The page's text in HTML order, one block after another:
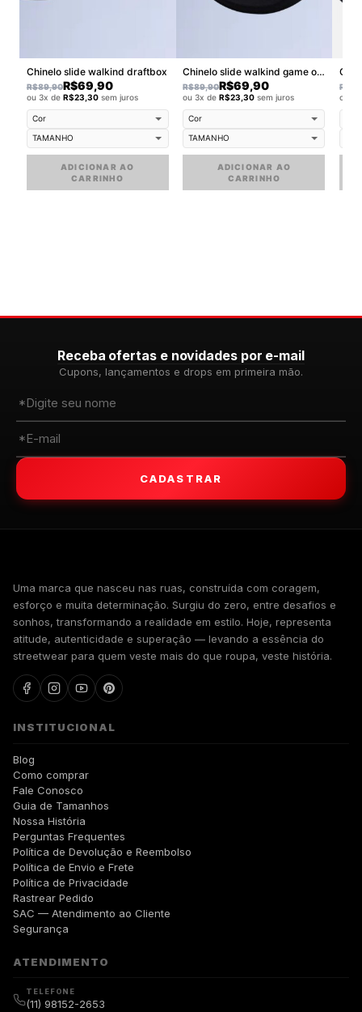
Chinelo slide walkind draftbox
R$89,90R$69,90
ou 3x de R$23,30sem juros
ADICIONAR AO
CARRINHO
Chinelo slide walkind game over
R$89,90R$69,90
ou 3x deR$23,30 sem juros
ADICIONAR AO
CARRINHO
R$
ou
Receba ofertas e novidades por e-mail
Cupons, lançamentos e drops em primeira mão.
CADASTRAR
Uma marca que nasceu nas ruas, construída com coragem,
esforço e muita determinação. Surgiu do zero, entre desafios e
sonhos, transformando a realidade em estilo. Hoje, representa
atitude, autenticidade e superação — levando a essência do
streetwear para quem veste mais do que roupa, veste história.
INSTITUCIONAL
Blog
Como comprar
Fale Conosco
Guia de Tamanhos
Nossa História
Perguntas Frequentes
Política de Devolução e Reembolso
Política de Envio e Frete
Política de Privacidade
Rastrear Pedido
SAC — Atendimento ao Cliente
Segurança
ATENDIMENTO
TELEFONE
(11) 98152-2653